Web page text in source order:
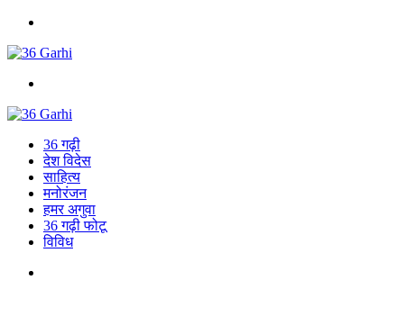
36 गढ़ी
देश विदेस
साहित्य
मनोरंजन
हमर अगुवा
36 गढ़ी फोटू
विविध